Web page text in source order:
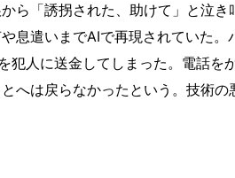
ら「誘拐された、助けて」と泣
息遣いまでAIで再現されていた
犯人に送金してしまった。電話を
へは戻らなかったという。技術